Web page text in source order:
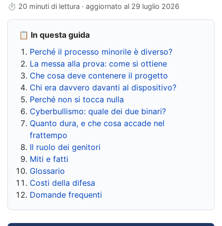
⏱ 20 minuti di lettura · aggiornato al 29 luglio 2026
📋 In questa guida
Perché il processo minorile è diverso?
La messa alla prova: come si ottiene
Che cosa deve contenere il progetto
Chi era davvero davanti al dispositivo?
Perché non si tocca nulla
Cyberbullismo: quale dei due binari?
Quanto dura, e che cosa accade nel
frattempo
Il ruolo dei genitori
Miti e fatti
Glossario
Costi della difesa
Domande frequenti